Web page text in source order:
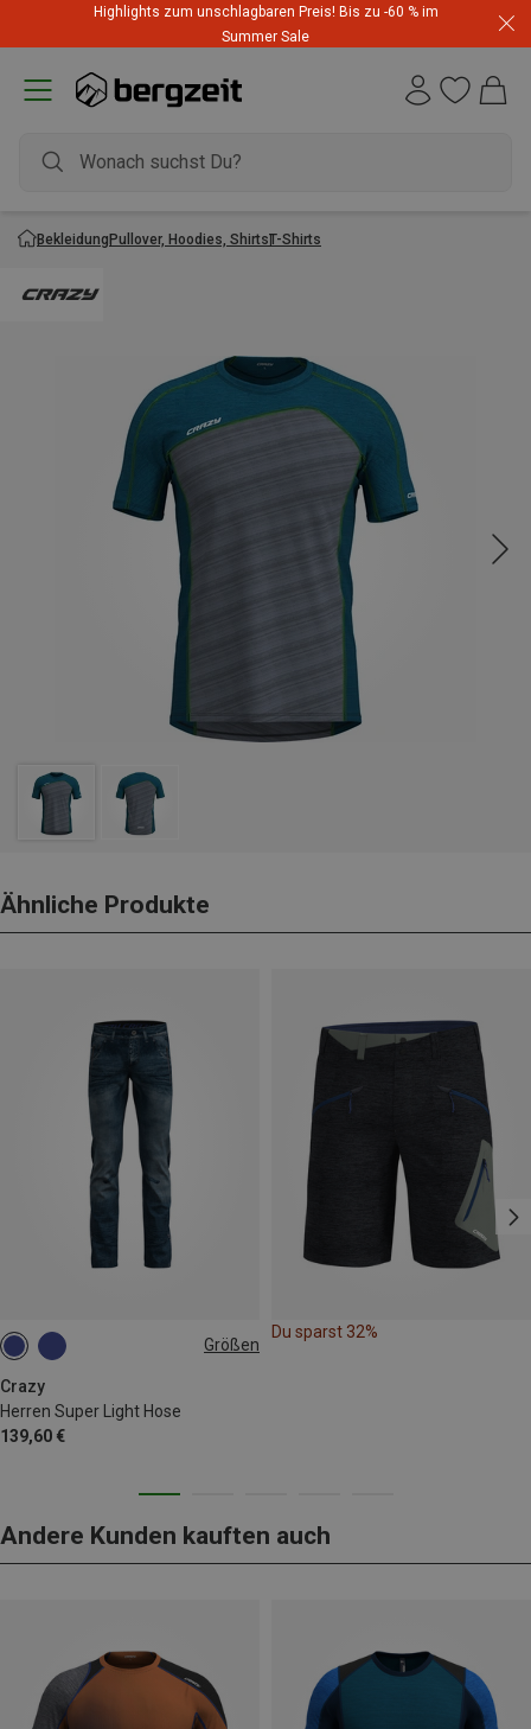
Highlights zum unschlagbaren Preis! Bis zu -60 % im
Summer Sale
BekleidungPullover, Hoodies, ShirtsT-Shirts
Ähnliche Produkte
Größen
Crazy
Herren Super Light Hose
139,60 €
M L
Du sparst 32%
Andere Kunden kauften auch